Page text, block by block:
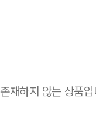
존재하지 않는 상품